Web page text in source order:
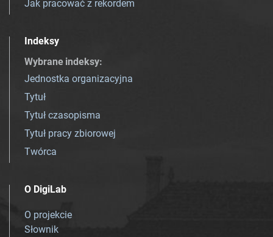
Jak pracować z rekordem
Indeksy
Wybrane indeksy:
Jednostka organizacyjna
Tytuł
Tytuł czasopisma
Tytuł pracy zbiorowej
Twórca
O DigiLab
O projekcie
Słownik